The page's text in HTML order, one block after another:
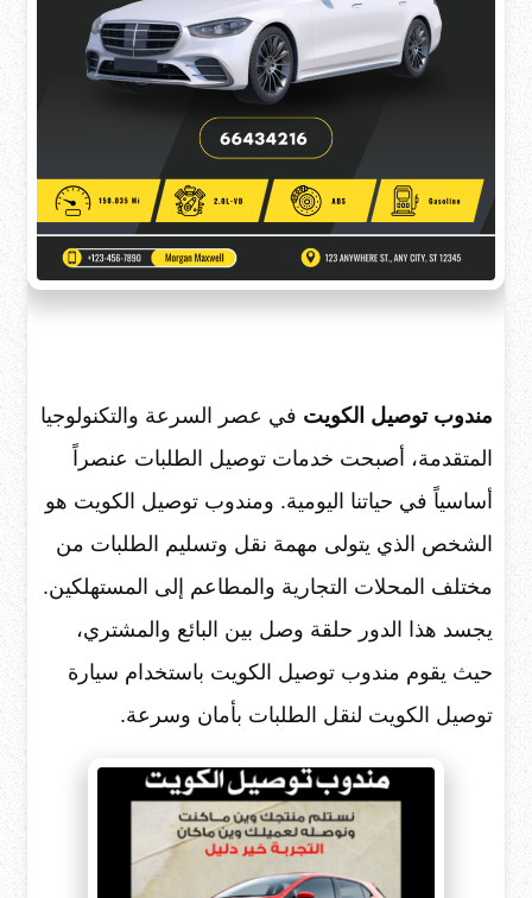
مندوب توصيل الكويت في عصر السرعة والتكنولوجيا
المتقدمة، أصبحت خدمات توصيل الطلبات عنصراً
أساسياً في حياتنا اليومية. ومندوب توصيل الكويت هو
الشخص الذي يتولى مهمة نقل وتسليم الطلبات من
مختلف المحلات التجارية والمطاعم إلى المستهلكين.
يجسد هذا الدور حلقة وصل بين البائع والمشتري،
حيث يقوم مندوب توصيل الكويت باستخدام سيارة
توصيل الكويت لنقل الطلبات بأمان وسرعة.